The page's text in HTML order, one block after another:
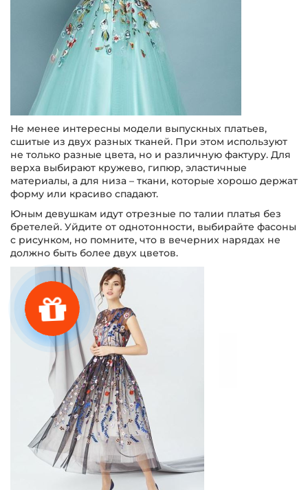
Не менее интересны модели выпускных платьев,
сшитые из двух разных тканей. При этом используют
не только разные цвета, но и различную фактуру. Для
верха выбирают кружево, гипюр, эластичные
материалы, а для низа – ткани, которые хорошо держат
форму или красиво спадают.
Юным девушкам идут отрезные по талии платья без
бретелей. Уйдите от однотонности, выбирайте фасоны
с рисунком, но помните, что в вечерних нарядах не
должно быть более двух цветов.